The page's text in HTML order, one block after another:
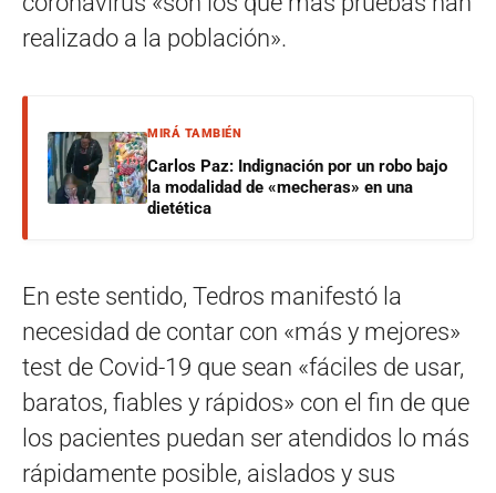
realizado a la población».
MIRÁ TAMBIÉN
Carlos Paz: Indignación por un robo bajo
la modalidad de «mecheras» en una
dietética
En este sentido, Tedros manifestó la
necesidad de contar con «más y mejores»
test de Covid-19 que sean «fáciles de usar,
baratos, fiables y rápidos» con el fin de que
los pacientes puedan ser atendidos lo más
rápidamente posible, aislados y sus